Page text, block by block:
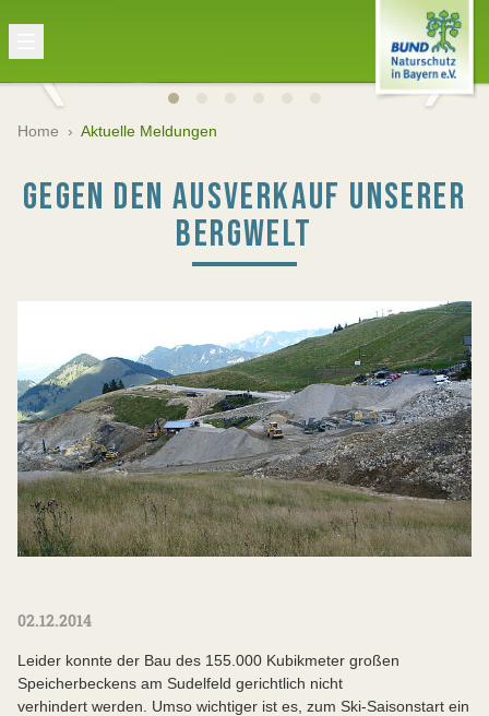
Home › Aktuelle Meldungen
GEGEN DEN AUSVERKAUF UNSERER
BERGWELT
02.12.2014
Leider konnte der Bau des 155.000 Kubikmeter großen
Speicherbeckens am Sudelfeld gerichtlich nicht
verhindert werden. Umso wichtiger ist es, zum Ski-Saisonstart ein